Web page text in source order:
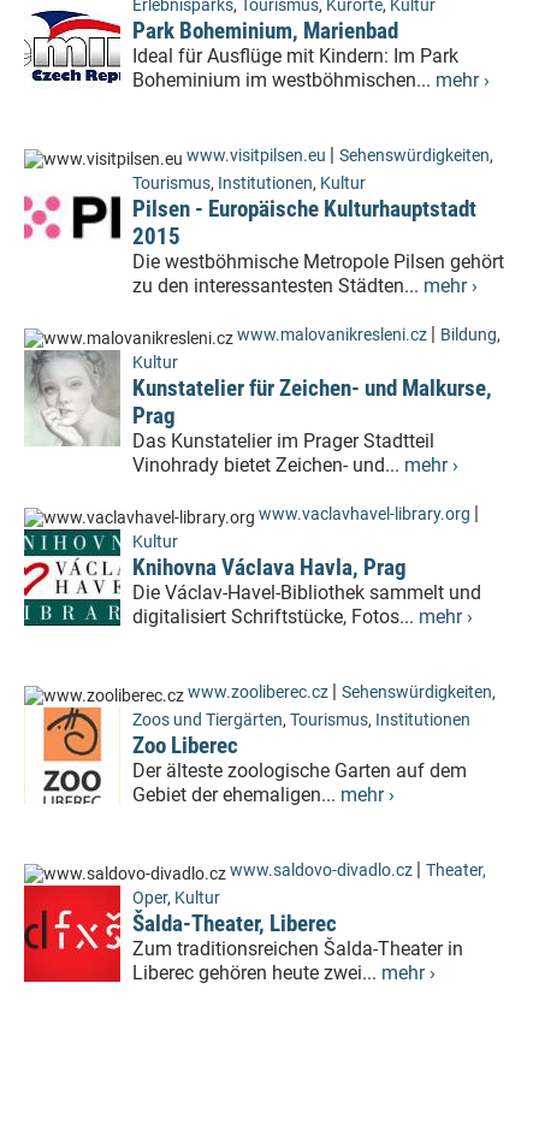
Erlebnisparks, Tourismus, Kurorte, Kultur
Park Boheminium, Marienbad
Ideal für Ausflüge mit Kindern: Im Park
Boheminium im westböhmischen... mehr ›
www.visitpilsen.eu | Sehenswürdigkeiten,
Tourismus, Institutionen, Kultur
Pilsen - Europäische Kulturhauptstadt
2015
Die westböhmische Metropole Pilsen gehört
zu den interessantesten Städten... mehr ›
www.malovanikresleni.cz | Bildung,
Kultur
Kunstatelier für Zeichen- und Malkurse,
Prag
Das Kunstatelier im Prager Stadtteil
Vinohrady bietet Zeichen- und... mehr ›
www.vaclavhavel-library.org |
Kultur
Knihovna Václava Havla, Prag
Die Václav-Havel-Bibliothek sammelt und
digitalisiert Schriftstücke, Fotos... mehr ›
www.zooliberec.cz | Sehenswürdigkeiten,
Zoos und Tiergärten, Tourismus, Institutionen
Zoo Liberec
Der älteste zoologische Garten auf dem
Gebiet der ehemaligen... mehr ›
www.saldovo-divadlo.cz | Theater,
Oper, Kultur
Šalda-Theater, Liberec
Zum traditionsreichen Šalda-Theater in
Liberec gehören heute zwei... mehr ›